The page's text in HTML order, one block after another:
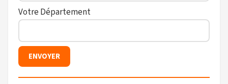
Votre Département